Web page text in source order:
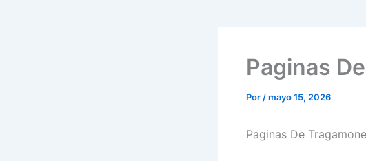
Paginas
Por /mayo 15, 2026
Paginas De